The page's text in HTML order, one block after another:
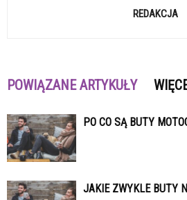
REDAKCJA
POWIĄZANE ARTYKUŁY
PO CO SĄ BUTY
JAKIE ZWYKLE BUTY